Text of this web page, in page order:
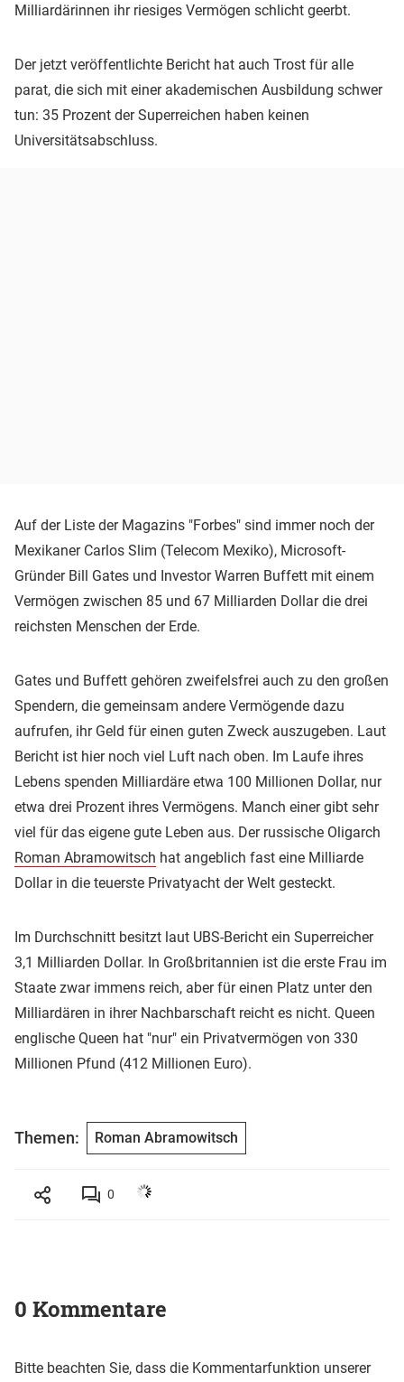
Milliardärinnen ihr riesiges Vermögen schlicht geerbt.
Der jetzt veröffentlichte Bericht hat auch Trost für alle
parat, die sich mit einer akademischen Ausbildung schwer
tun: 35 Prozent der Superreichen haben keinen
Universitätsabschluss.
Auf der Liste der Magazins "Forbes" sind immer noch der
Mexikaner Carlos Slim (Telecom Mexiko), Microsoft-
Gründer Bill Gates und Investor Warren Buffett mit einem
Vermögen zwischen 85 und 67 Milliarden Dollar die drei
reichsten Menschen der Erde.
Gates und Buffett gehören zweifelsfrei auch zu den großen
Spendern, die gemeinsam andere Vermögende dazu
aufrufen, ihr Geld für einen guten Zweck auszugeben. Laut
Bericht ist hier noch viel Luft nach oben. Im Laufe ihres
Lebens spenden Milliardäre etwa 100 Millionen Dollar, nur
etwa drei Prozent ihres Vermögens. Manch einer gibt sehr
viel für das eigene gute Leben aus. Der russische Oligarch
Roman Abramowitsch hat angeblich fast eine Milliarde
Dollar in die teuerste Privatyacht der Welt gesteckt.
Im Durchschnitt besitzt laut UBS-Bericht ein Superreicher
3,1 Milliarden Dollar. In Großbritannien ist die erste Frau im
Staate zwar immens reich, aber für einen Platz unter den
Milliardären in ihrer Nachbarschaft reicht es nicht. Queen
englische Queen hat "nur" ein Privatvermögen von 330
Millionen Pfund (412 Millionen Euro).
Themen: Roman Abramowitsch
0
0 Kommentare
Bitte beachten Sie, dass die Kommentarfunktion unserer